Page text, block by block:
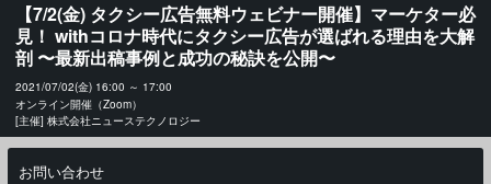
【7/2(金) タクシー広告無料ウェビナー開催】マーケター必
見！ withコロナ時代にタクシー広告が選ばれる理由を大解
剖 〜最新出稿事例と成功の秘訣を公開〜
2021/07/02(金) 16:00 ～ 17:00
オンライン開催（Zoom）
[主催] 株式会社ニューステクノロジー
お問い合わせ